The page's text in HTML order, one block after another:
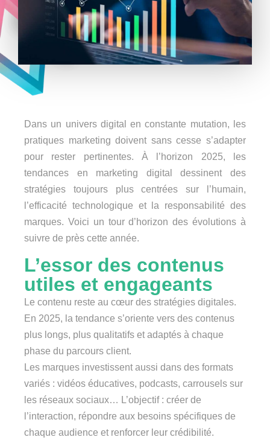
Dans un univers digital en constante mutation, les
pratiques marketing doivent sans cesse s’adapter
pour rester pertinentes. À l’horizon 2025, les
tendances en marketing digital dessinent des
stratégies toujours plus centrées sur l’humain,
l’efficacité technologique et la responsabilité des
marques. Voici un tour d’horizon des évolutions à
suivre de près cette année.
L’essor des contenus
utiles et engageants
Le contenu reste au cœur des stratégies digitales.
En 2025, la tendance s’oriente vers des contenus
plus longs, plus qualitatifs et adaptés à chaque
phase du parcours client.
Les marques investissent aussi dans des formats
variés : vidéos éducatives, podcasts, carrousels sur
les réseaux sociaux… L’objectif : créer de
l’interaction, répondre aux besoins spécifiques de
chaque audience et renforcer leur crédibilité.